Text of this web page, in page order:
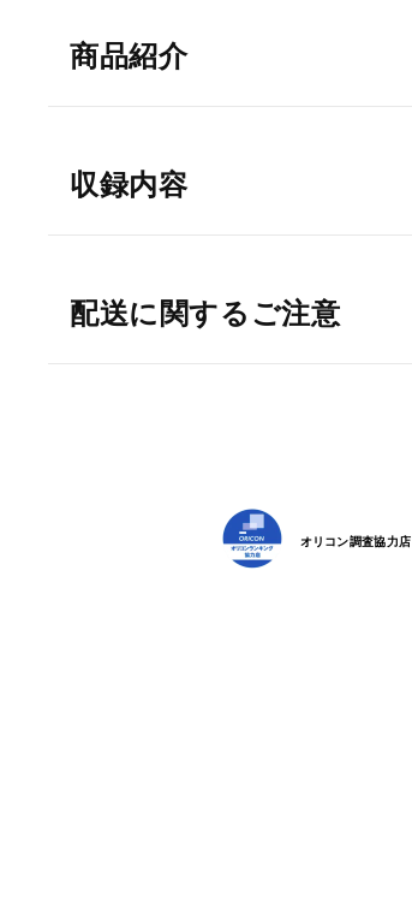
商品紹介
収録内容
配送に関するご注意
オリコン調査協力店